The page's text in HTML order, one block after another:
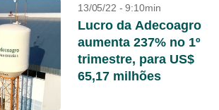
13/05/22 - 9:10min
Lucro da Adecoagro
aumenta 237% no 1º
trimestre, para US$
65,17 milhões